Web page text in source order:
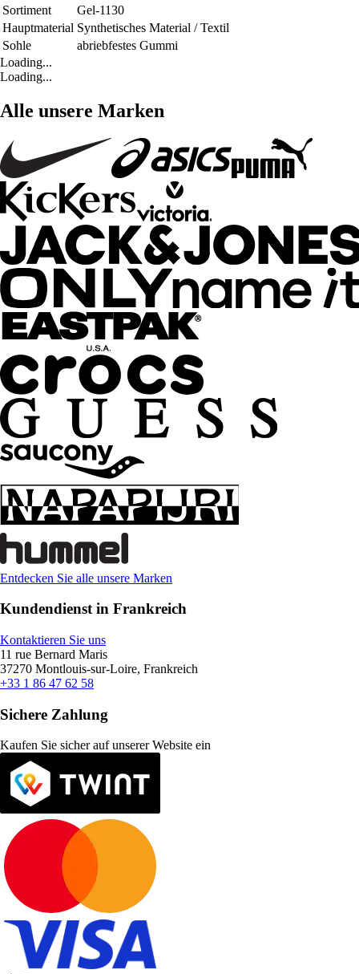
Sortiment
Gel-1130
Hauptmaterial Synthetisches Material / Textil
Sohle
abriebfestes Gummi
Loading...
Loading...
Alle unsere Marken
Entdecken Sie alle unsere Marken
Kundendienst in Frankreich
Kontaktieren Sie uns
11 rue Bernard Maris
37270 Montlouis-sur-Loire, Frankreich
+33 1 86 47 62 58
Sichere Zahlung
Kaufen Sie sicher auf unserer Website ein